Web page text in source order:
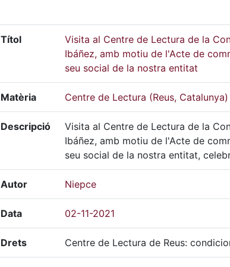
Títol
Visita al Centre de Lectura de la
Ibáñez, amb motiu de l'Acte de
seu social de la nostra entitat
Matèria Centre de Lectura (Reus, Catalunya)
Descripció
Visita al Centre de Lectura de la
Ibáñez, amb motiu de l'Acte de
seu social de la nostra entitat,
Autor Niepce
Data 02-11-2021
Drets Centre de Lectura de Reus: